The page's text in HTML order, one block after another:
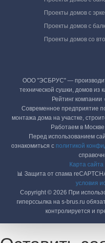
Проекты домов с
Проекты домов с
Проекты домов со
ООО "ЭСБРУС" —
технической сушки, домов из
Рейтинг компании
Современное предприятие
монтажа дома на участке,
Работаем в
Перед использованием
ознакомиться с политикой
Карта сайта
📊 Защита от спама
условия
Copyright © 2026 При
гиперссылка на s-brus.ru
контролируется и